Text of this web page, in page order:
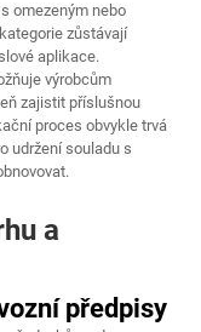
omezeným nebo
zůstávají
aplikace.
výrobcům
zajistit příslušnou
proces obvykle trvá
udržení souladu s
a
předpisy